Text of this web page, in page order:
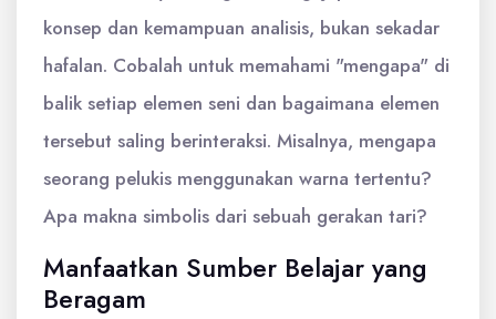
konsep dan kemampuan analisis, bukan sekadar
hafalan. Cobalah untuk memahami "mengapa" di
balik setiap elemen seni dan bagaimana elemen
tersebut saling berinteraksi. Misalnya, mengapa
seorang pelukis menggunakan warna tertentu?
Apa makna simbolis dari sebuah gerakan tari?
Manfaatkan Sumber Belajar yang
Beragam